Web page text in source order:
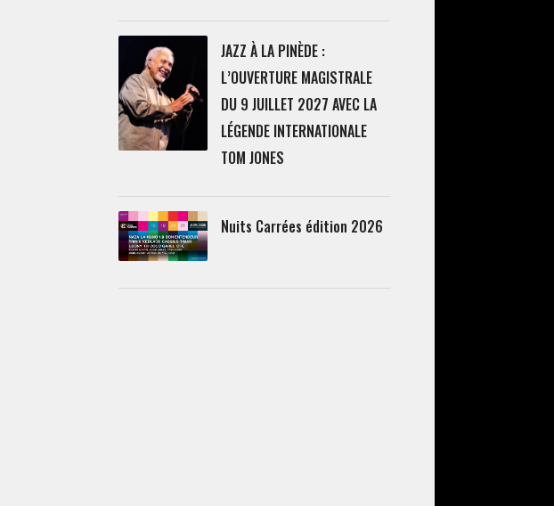
JAZZ À LA PINÈDE :
L’OUVERTURE MAGISTRALE
DU 9 JUILLET 2027 AVEC LA
LÉGENDE INTERNATIONALE
TOM JONES
Nuits Carrées édition 2026